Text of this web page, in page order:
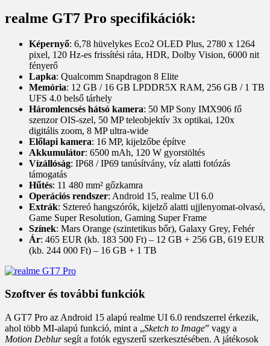
realme GT7 Pro specifikációk:
Képernyő: 6,78 hüvelykes Eco2 OLED Plus, 2780 x 1264
pixel, 120 Hz-es frissítési ráta, HDR, Dolby Vision, 6000 nit
fényerő
Lapka: Qualcomm Snapdragon 8 Elite
Memória: 12 GB / 16 GB LPDDR5X RAM, 256 GB / 1 TB
UFS 4.0 belső tárhely
Háromlencsés hátsó kamera: 50 MP Sony IMX906 fő
szenzor OIS-szel, 50 MP teleobjektív 3x optikai, 120x
digitális zoom, 8 MP ultra-wide
Előlapi kamera: 16 MP, kijelzőbe építve
Akkumulátor: 6500 mAh, 120 W gyorstöltés
Vízállóság: IP68 / IP69 tanúsítvány, víz alatti fotózás
támogatás
Hűtés: 11 480 mm² gőzkamra
Operációs rendszer: Android 15, realme UI 6.0
Extrák: Sztereó hangszórók, kijelző alatti ujjlenyomat-olvasó,
Game Super Resolution, Gaming Super Frame
Színek: Mars Orange (szintetikus bőr), Galaxy Grey, Fehér
Ár: 465 EUR (kb. 183 500 Ft) – 12 GB + 256 GB, 619 EUR
(kb. 244 000 Ft) – 16 GB + 1 TB
Szoftver és további funkciók
A GT7 Pro az Android 15 alapú realme UI 6.0 rendszerrel érkezik,
ahol több MI-alapú funkció, mint a „Sketch to Image” vagy a
Motion Deblursegít a fotók egyszerű szerkesztésében. A játékosok